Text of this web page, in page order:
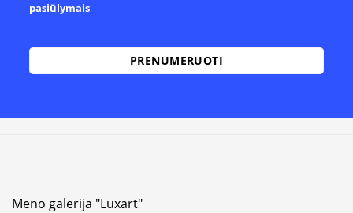
pasiūlymais
Meno galerija "Luxart"